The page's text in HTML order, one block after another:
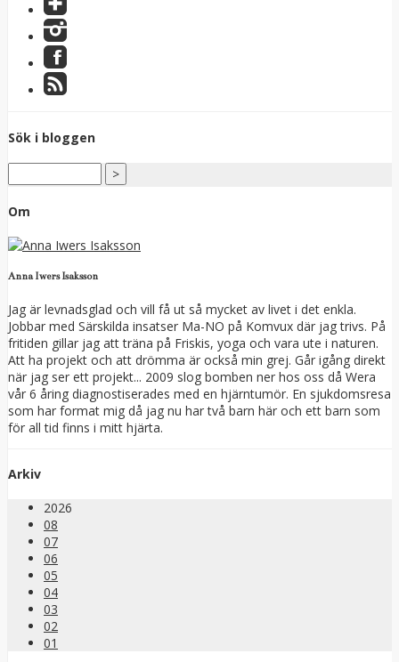
Sök i bloggen
Om
Anna Iwers Isaksson
Jag är levnadsglad och vill få ut så mycket av livet i det enkla.
Jobbar med Särskilda insatser Ma-NO på Komvux där jag trivs. På
fritiden gillar jag att träna på Friskis, yoga och vara ute i naturen.
Att ha projekt och att drömma är också min grej. Går igång direkt
när jag ser ett projekt... 2009 slog bomben ner hos oss då Wera
vår 6 åring diagnostiserades med en hjärntumör. En sjukdomsresa
som har format mig då jag nu har två barn här och ett barn som
för all tid finns i mitt hjärta.
Arkiv
2026
08
07
06
05
04
03
02
01